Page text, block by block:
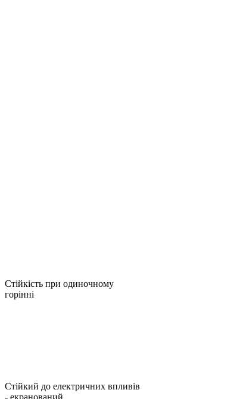
Стійкість при одиночному
горінні
Стійкий до електричних впливів
- екранований